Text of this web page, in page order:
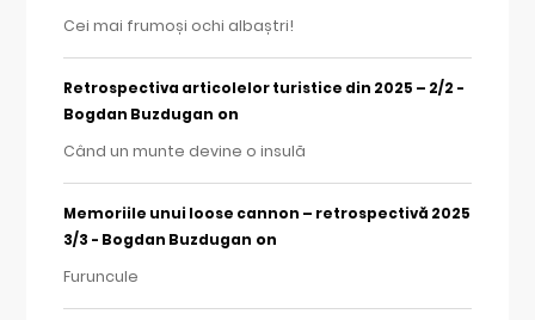
Cei mai frumoși ochi albaștri!
Retrospectiva articolelor turistice din 2025 – 2/2 -
Bogdan Buzdugan on
Când un munte devine o insulă
Memoriile unui loose cannon – retrospectivă 2025
3/3 - Bogdan Buzdugan on
Furuncule